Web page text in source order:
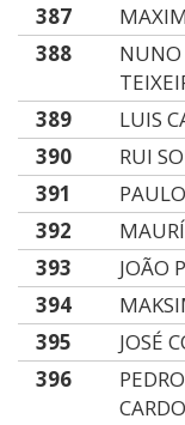
387
388
NUNO
389
LUIS
390
RUI
391
392
393
JOÃO
394
395
JOSÉ
396